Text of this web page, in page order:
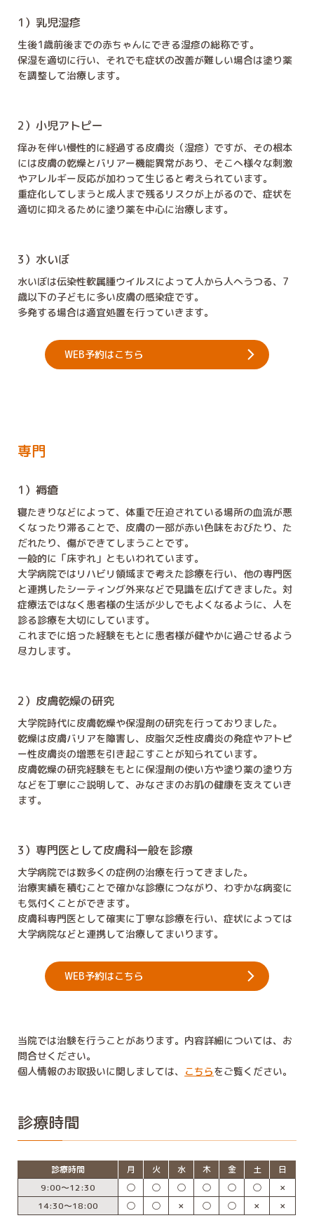
1）乳児湿疹
生後1歳前後までの赤ちゃんにできる湿疹の総称です。
保湿を適切に行い、それでも症状の改善が難しい場合は塗り薬
を調整して治療します。
2）小児アトピー
痒みを伴い慢性的に経過する皮膚炎（湿疹）ですが、その根本
には皮膚の乾燥とバリアー機能異常があり、そこへ様々な刺激
やアレルギー反応が加わって生じると考えられています。
重症化してしまうと成人まで残るリスクが上がるので、症状を
適切に抑えるために塗り薬を中心に治療します。
3）水いぼ
水いぼは伝染性軟属腫ウイルスによって人から人へうつる、7
歳以下の子どもに多い皮膚の感染症です。
多発する場合は適宜処置を行っていきます。
WEB予約はこちら
専門
1）褥瘡
寝たきりなどによって、体重で圧迫されている場所の血流が悪
くなったり滞ることで、皮膚の一部が赤い色味をおびたり、た
だれたり、傷ができてしまうことです。
一般的に「床ずれ」ともいわれています。
大学病院ではリハビリ領域まで考えた診療を行い、他の専門医
と連携したシーティング外来などで見識を広げてきました。対
症療法ではなく患者様の生活が少しでもよくなるように、人を
診る診療を大切にしています。
これまでに培った経験をもとに患者様が健やかに過ごせるよう
尽力します。
2）皮膚乾燥の研究
大学院時代に皮膚乾燥や保湿剤の研究を行っておりました。
乾燥は皮膚バリアを障害し、皮脂欠乏性皮膚炎の発症やアトピ
ー性皮膚炎の増悪を引き起こすことが知られています。
皮膚乾燥の研究経験をもとに保湿剤の使い方や塗り薬の塗り方
などを丁寧にご説明して、みなさまのお肌の健康を支えていき
ます。
3）専門医として皮膚科一般を診療
大学病院では数多くの症例の治療を行ってきました。
治療実績を積むことで確かな診療につながり、わずかな病変に
も気付くことができます。
皮膚科専門医として確実に丁寧な診療を行い、症状によっては
大学病院などと連携して治療してまいります。
WEB予約はこちら
当院では治験を行うことがあります。内容詳細については、お
問合せください。
個人情報のお取扱いに関しましては、 こちらをご覧ください。
診療時間
診療時間 月 火 水 木 金 土
日
9:00〜12:30
◯ ◯ ◯ ◯ ◯ ◯
✗
14:30〜18:00
◯ ◯ ✗ ◯ ◯ ✗ ✗